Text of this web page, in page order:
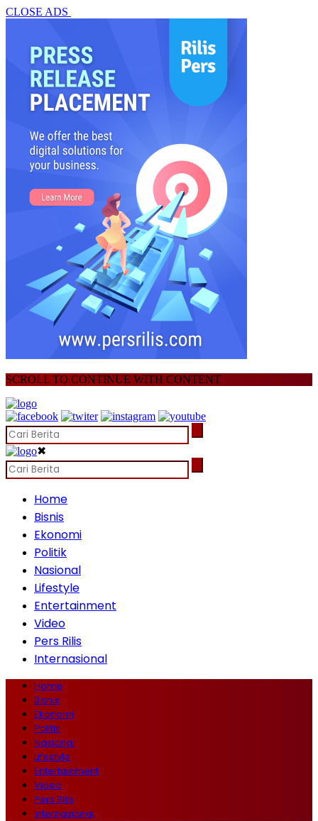
CLOSE ADS
SCROLL TO CONTINUE WITH CONTENT
✖
Home
Bisnis
Ekonomi
Politik
Nasional
Lifestyle
Entertainment
Video
Pers Rilis
Internasional
Home
Bisnis
Ekonomi
Politik
Nasional
Lifestyle
Entertainment
Video
Pers Rilis
Internasional